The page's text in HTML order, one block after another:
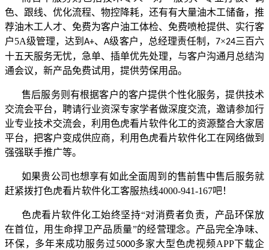
色、跟线、优化流程、物控降耗，还有有大量油木工储备，推
荐油木工人才、免费为客户油工体检、免费喷枪提供、实行客
户5A级管理，达到A+、A级客户，总经理责任制， 7×24三百六
十五天服务无忧，急单、插单优先处理，与客户沟通月总结沟
通会议，新产品免费试用，提供劳保用品。
售后服务则有根据客户的客户提供个性化服务，提供技术
交流会平台，聘请行业资深专家学者做深度交流，邀请参加行
业专业技术交流会，利用色虎看片软件化工的资源整合大家居
平台，把客户变成供应商，利用色虎看片软件化工在网络做到
强强联手推广等。
如果贵公司也想享有如此全面周到的售前售中售后服务就
赶紧拨打色虎看片软件化工客服热线4000-941-167吧！
色虎看片软件化工始终坚持“对消费者负责，产品环保放
在首位，用生命捍卫产品质量”的经营理念。产品完全净味、
环保，多年来成功服务过5000多家大型色虎视频APP下载企